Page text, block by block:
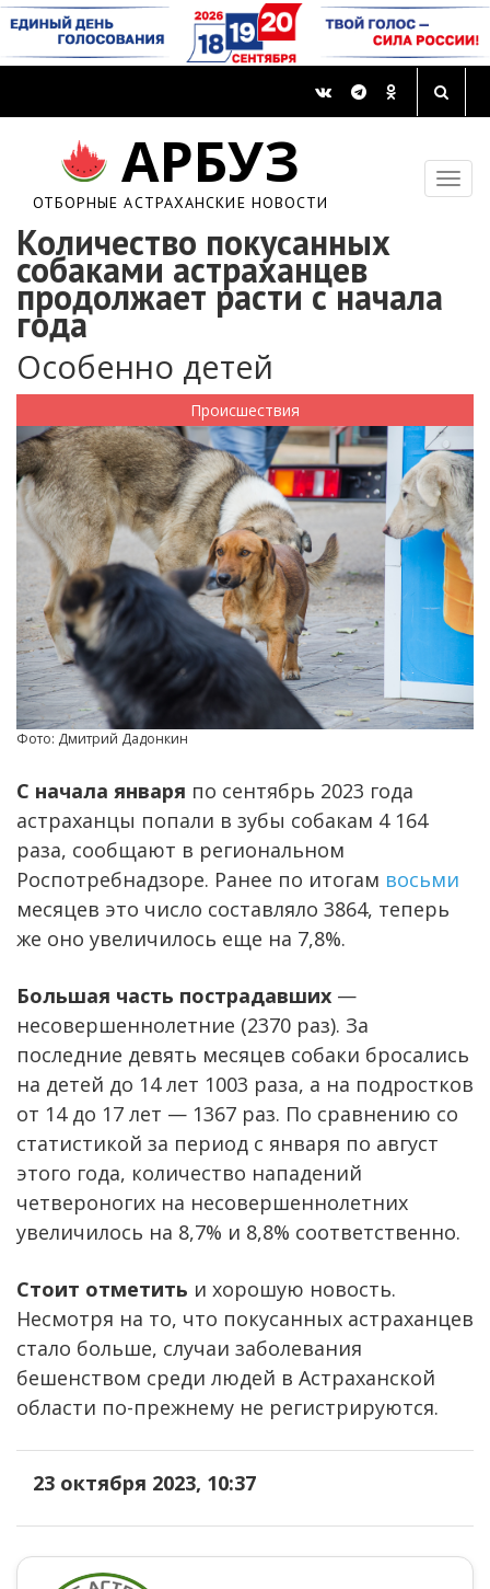
АРБУЗ
ОТБОРНЫЕ АСТРАХАНСКИЕ НОВОСТИ
Количество покусанных
собаками астраханцев
продолжает расти с начала
года
Особенно детей
Происшествия
Фото: Дмитрий Дадонкин
С начала января по сентябрь 2023 года
астраханцы попали в зубы собакам 4 164
раза, сообщают в региональном
Роспотребнадзоре. Ранее по итогам восьми
месяцев это число составляло 3864, теперь
же оно увеличилось еще на 7,8%.
Большая часть пострадавших —
несовершеннолетние (2370 раз). За
последние девять месяцев собаки бросались
на детей до 14 лет 1003 раза, а на подростков
от 14 до 17 лет — 1367 раз. По сравнению со
статистикой за период с января по август
этого года, количество нападений
четвероногих на несовершеннолетних
увеличилось на 8,7% и 8,8% соответственно.
Стоит отметить и хорошую новость.
Несмотря на то, что покусанных астраханцев
стало больше, случаи заболевания
бешенством среди людей в Астраханской
области по-прежнему не регистрируются.
23 октября 2023, 10:37